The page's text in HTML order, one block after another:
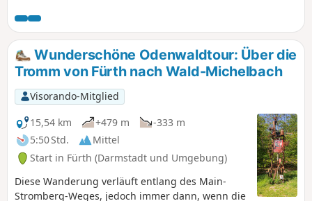
Odenwald und damit durch drei Bundesländer (Hessen,
Bayern, Baden-Württemberg) führt. Unsere Aufteilung
unterscheidet sich von den offiziellen Etappen. Wir haben
teilweise kürzere Touren gewählt, einige kurze zusätzliche
Meter gemacht und teilweise an anderen Orten
übernachtet. Beachte bei der Tourenplanung die
Unterkunfts-, Einkehr- und Verpflegungsmöglichkeiten, die
nicht immer vorhanden sind.
Wunderschöne Odenwaldtour: Über die
Tromm von Fürth nach Wald-Michelbach
Visorando-Mitglied
15,54 km
+479 m
-333 m
5:50 Std.
Mittel
Start in Fürth (Darmstadt und Umgebung)
Diese Wanderung verläuft entlang des Main-
Stromberg-Weges, jedoch immer dann, wenn die